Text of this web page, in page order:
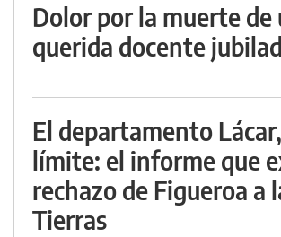
Dolor por la muerte de
querida docente
El departamento
límite: el informe que
rechazo de Figueroa a
Tierras